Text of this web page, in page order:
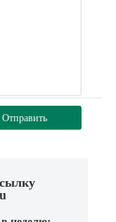
Отправить